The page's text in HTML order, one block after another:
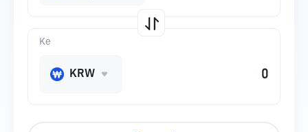
Ke
KRW